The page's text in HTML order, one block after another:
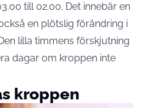
till 02.00. Det innebär en
en plötslig förändring i
lilla timmens förskjutning
dagar om kroppen inte
kroppen